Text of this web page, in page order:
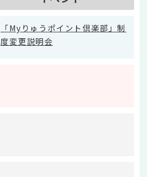
「Myりゅうポイント倶楽部」制
度変更説明会